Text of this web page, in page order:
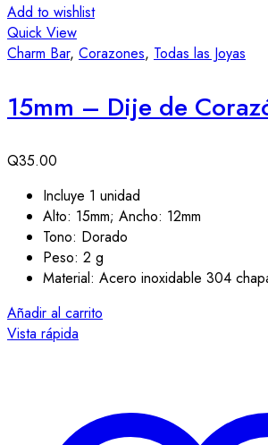
Add to wishlist
Quick View
Charm Bar, Corazones, Todas las Joyas
Q35.00
Incluye 1 unidad
Alto: 15mm; Ancho: 12mm
Tono: Dorado
Peso: 2 g
Material: Acero inoxidable 304
Añadir al carrito
Vista rápida